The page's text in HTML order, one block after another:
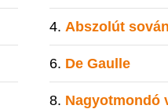
Abszolút
De Gaulle
Nagyotmondó